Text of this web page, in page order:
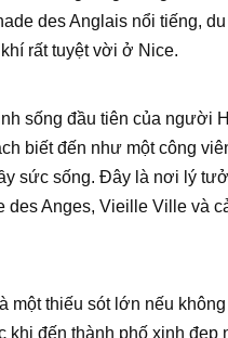
des Anglais nổi tiếng,
rất tuyệt vời ở Nice.
sống đầu tiên của người
biết đến như một công
sức sống. Đây là nơi lý
des Anges, Vieille Ville và
một thiếu sót lớn nếu
đến thành phố xinh đẹp